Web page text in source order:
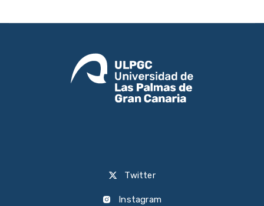
Twitter
Instagram